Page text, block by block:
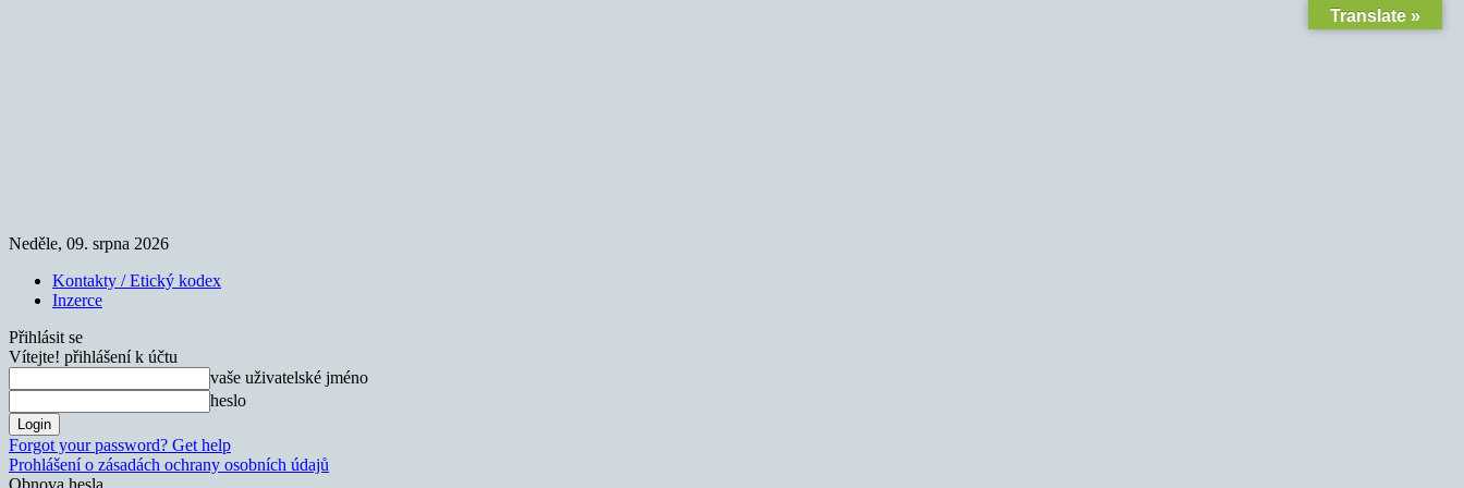
Neděle, 09. srpna 2026
Kontakty / Etický kodex
Inzerce
Přihlásit se
Vítejte! přihlášení k účtu
vaše uživatelské jméno
heslo
Forgot your password? Get help
Prohlášení o zásadách ochrany osobních údajů
Obnova hesla
Translate »